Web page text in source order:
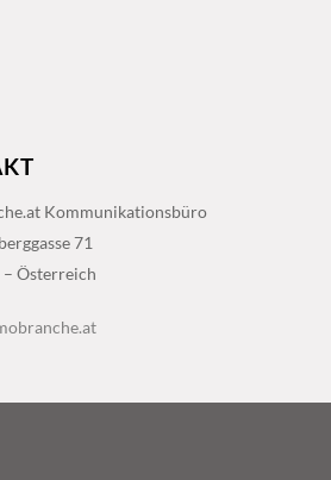
Kommunikationsbüro
71
Österreich